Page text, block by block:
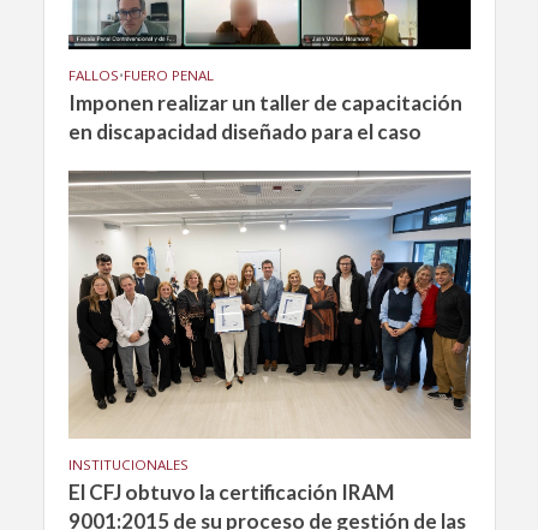
FALLOS•FUERO PENAL
Imponen realizar un taller de capacitación
en discapacidad diseñado para el caso
INSTITUCIONALES
El CFJ obtuvo la certificación IRAM
9001:2015 de su proceso de gestión de las